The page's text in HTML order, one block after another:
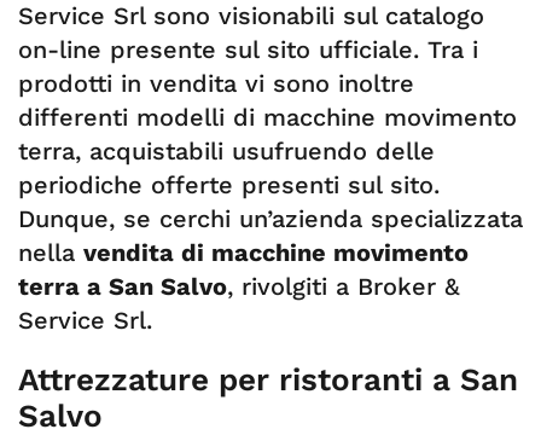
Service Srl sono visionabili sul catalogo
on-line presente sul sito ufficiale. Tra i
prodotti in vendita vi sono inoltre
differenti modelli di macchine movimento
terra, acquistabili usufruendo delle
periodiche offerte presenti sul sito.
Dunque, se cerchi un’azienda specializzata
nella vendita di macchine movimento
terra a San Salvo, rivolgiti a Broker &
Service Srl.
Attrezzature per ristoranti a San
Salvo